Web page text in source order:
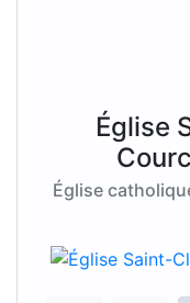
Église
Église